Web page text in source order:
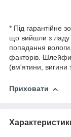
* Під гарантійне
що вийшли з ладу
попадання
факторів. Шлейфи
(вм'ятини, вигини
Приховати